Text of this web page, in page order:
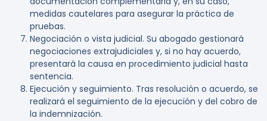
medidas cautelares para asegurar la práctica de
pruebas.
Negociación o vista judicial. Su abogado gestionará
negociaciones extrajudiciales y, si no hay acuerdo,
presentará la causa en procedimiento judicial hasta
sentencia.
Ejecución y seguimiento. Tras resolución o acuerdo, se
realizará el seguimiento de la ejecución y del cobro de
la indemnización.